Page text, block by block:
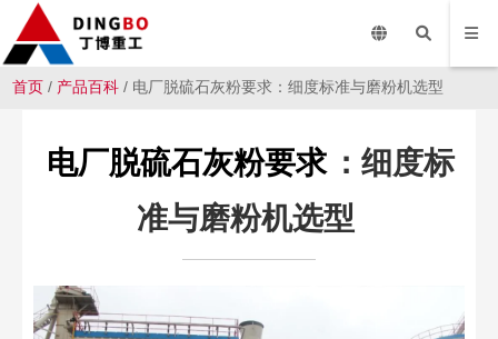
首页 / 产品百科 / 电厂脱硫石灰粉要求：细度标准与磨粉机选型
电厂脱硫石灰粉要求 ：细度标
准与磨粉机选型